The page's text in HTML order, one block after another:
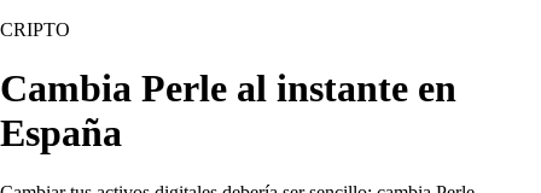
CRIPTO
Cambia Perle al instante en
España